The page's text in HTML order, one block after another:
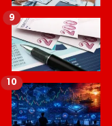
9
10